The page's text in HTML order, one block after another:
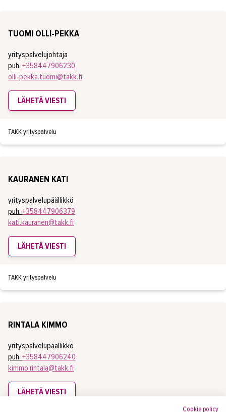
TUOMI OLLI-PEKKA
yrityspalvelujohtaja
puh. +358447906230
olli-pekka.tuomi@takk.fi
LÄHETÄ VIESTI
TAKK yrityspalvelu
KAURANEN KATI
yrityspalvelupäällikkö
puh. +358447906379
kati.kauranen@takk.fi
LÄHETÄ VIESTI
TAKK yrityspalvelu
RINTALA KIMMO
yrityspalvelupäällikkö
puh. +358447906240
kimmo.rintala@takk.fi
LÄHETÄ VIESTI
Cookie policy